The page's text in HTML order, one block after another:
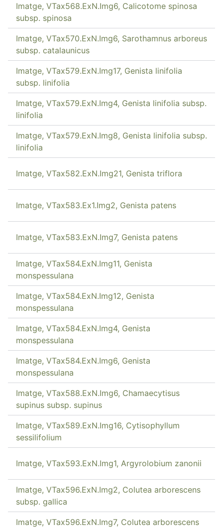
Imatge, VTax568.ExN.Img6, Calicotome spinosa
subsp. spinosa
Imatge, VTax570.ExN.Img6, Sarothamnus arboreus
subsp. catalaunicus
Imatge, VTax579.ExN.Img17, Genista linifolia
subsp. linifolia
Imatge, VTax579.ExN.Img4, Genista linifolia subsp.
linifolia
Imatge, VTax579.ExN.Img8, Genista linifolia subsp.
linifolia
Imatge, VTax582.ExN.Img21, Genista triflora
Imatge, VTax583.Ex1.Img2, Genista patens
Imatge, VTax583.ExN.Img7, Genista patens
Imatge, VTax584.ExN.Img11, Genista
monspessulana
Imatge, VTax584.ExN.Img12, Genista
monspessulana
Imatge, VTax584.ExN.Img4, Genista
monspessulana
Imatge, VTax584.ExN.Img6, Genista
monspessulana
Imatge, VTax588.ExN.Img6, Chamaecytisus
supinus subsp. supinus
Imatge, VTax589.ExN.Img16, Cytisophyllum
sessilifolium
Imatge, VTax593.ExN.Img1, Argyrolobium zanonii
Imatge, VTax596.ExN.Img2, Colutea arborescens
subsp. gallica
Imatge, VTax596.ExN.Img7, Colutea arborescens